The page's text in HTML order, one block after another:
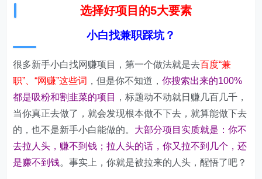
选择好项目的5大要素
小白找兼职踩坑？
很多新手小白找网赚项目，第一个做法就是去百度“兼
职”、“网赚”这些词 ，但是你不知道，你搜索出来的100%
都是吸粉和割韭菜的项目
，标题动不动就日赚几百几千，
当你真正去做了，就会发现根本做不下去，就算能做下去
的，也不是新手小白能做的。 大部分项目实质就是：你不
去拉人头，赚不到钱；拉人头的话，你又拉不到几个，还
是赚不到钱。事实上，你就是被拉来的人头，醒悟了吧？